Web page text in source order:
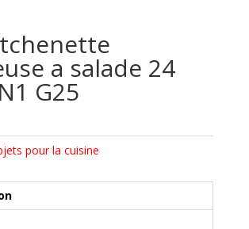
a salade 24
G25
pour la cuisine